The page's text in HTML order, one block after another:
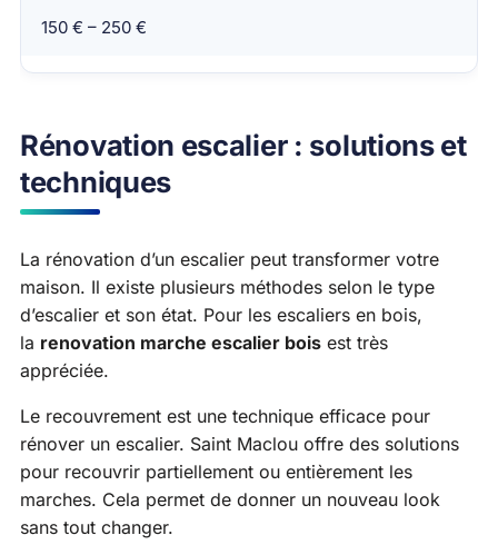
150 € – 250 €
Rénovation escalier : solutions et
techniques
La rénovation d’un escalier peut transformer votre
maison. Il existe plusieurs méthodes selon le type
d’escalier et son état. Pour les escaliers en bois,
la renovation marche escalier bois est très
appréciée.
Le recouvrement est une technique efficace pour
rénover un escalier. Saint Maclou offre des solutions
pour recouvrir partiellement ou entièrement les
marches. Cela permet de donner un nouveau look
sans tout changer.